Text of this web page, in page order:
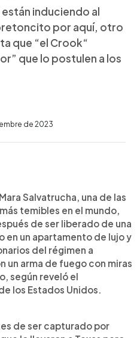
están induciendo al
por aquí, otro
que “el Crook“
que lo postulen a los
de 2023
Salvatrucha, una de las
temibles en el mundo,
de ser liberado de una
en un apartamento de lujo y
del régimen a
un arma de fuego con miras
según reveló el
los Estados Unidos.
de ser capturado por